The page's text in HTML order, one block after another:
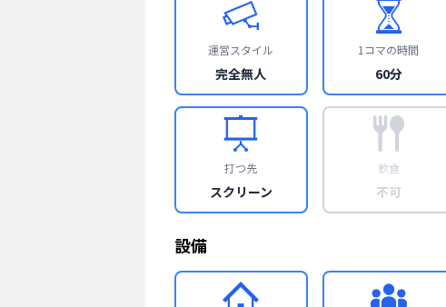
運営スタイル
完全無人
1コマの時間
60分
打つ先
スクリーン
飲食
不可
設備